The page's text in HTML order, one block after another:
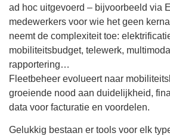
ad hoc uitgevoerd – bijvoorbeeld via
medewerkers voor wie het geen
neemt de complexiteit toe:
mobiliteitsbudget, telewerk,
rapportering…
Fleetbeheer evolueert naar
groeiende nood aan duidelijkheid,
data voor facturatie en voordelen.
Gelukkig bestaan er tools voor elk